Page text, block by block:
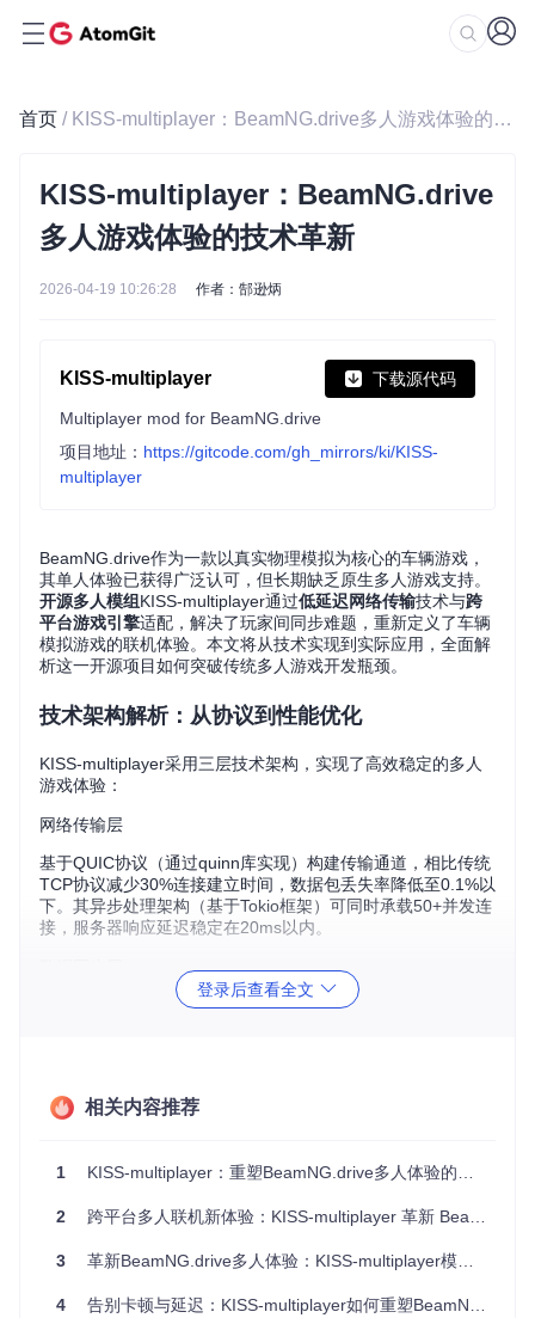
首页 / KISS-multiplayer：BeamNG.drive多人游戏体验的技术革新
KISS-multiplayer：BeamNG.drive
多人游戏体验的技术革新
2026-04-19 10:26:28 作者：郜逊炳
KISS-multiplayer 下载源代码
Multiplayer mod for BeamNG.drive
项目地址： https://gitcode.com/gh_mirrors/ki/KISS-
multiplayer
BeamNG.drive作为一款以真实物理模拟为核心的车辆游戏，
其单人体验已获得广泛认可，但长期缺乏原生多人游戏支持。
开源多人模组 KISS-multiplayer通过低延迟网络传输技术与跨
平台游戏引擎适配，解决了玩家间同步难题，重新定义了车辆
模拟游戏的联机体验。本文将从技术实现到实际应用，全面解
析这一开源项目如何突破传统多人游戏开发瓶颈。
技术架构解析：从协议到性能优化
KISS-multiplayer采用三层技术架构，实现了高效稳定的多人
游戏体验：
网络传输层
基于QUIC协议（通过quinn库实现）构建传输通道，相比传统
TCP协议减少30%连接建立时间，数据包丢失率降低至0.1%以
下。其异步处理架构（基于Tokio框架）可同时承载50+并发连
接，服务器响应延迟稳定在20ms以内。
传输频率 压缩算法
数据量/秒
玩家操作
120次/秒
通过Lua API实现模块化扩展，核心功能包括：
实时语音聊天（基于WebRTC）
服务器管理指令系统
登录后查看全文
相关内容推荐
1 KISS-multiplayer：重塑BeamNG.drive多人体验的游戏革新者
2 跨平台多人联机新体验：KISS-multiplayer 革新 BeamNG.drive 游戏方式
3 革新BeamNG.drive多人体验：KISS-multiplayer模组的技术突破与场景实践
4 告别卡顿与延迟：KISS-multiplayer如何重塑BeamNG.drive多人体验